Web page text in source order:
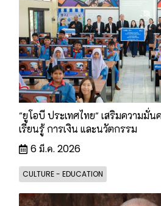
"ยูโอบี ประเทศไทย" เสริมความมั่
เรียนรู้ การเงิน และนวัตกรรม
6 มี.ค. 2026
CULTURE - EDUCATION